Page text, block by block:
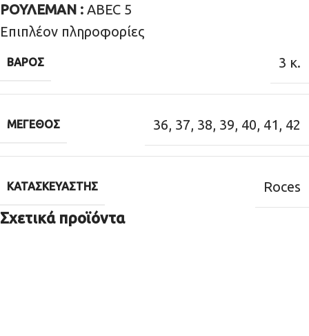
ΡΟΥΛΕΜΑΝ : ABEC 5
Επιπλέον πληροφορίες
ΒΆΡΟΣ 3 κ.
ΜΈΓΕΘΟΣ 36, 37, 38, 39, 40, 41 , 42
ΚΑΤΑΣΚΕΥΑΣΤΉΣ Roces
Σχετικά προϊόντα